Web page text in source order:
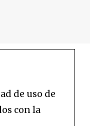
de uso de
con la